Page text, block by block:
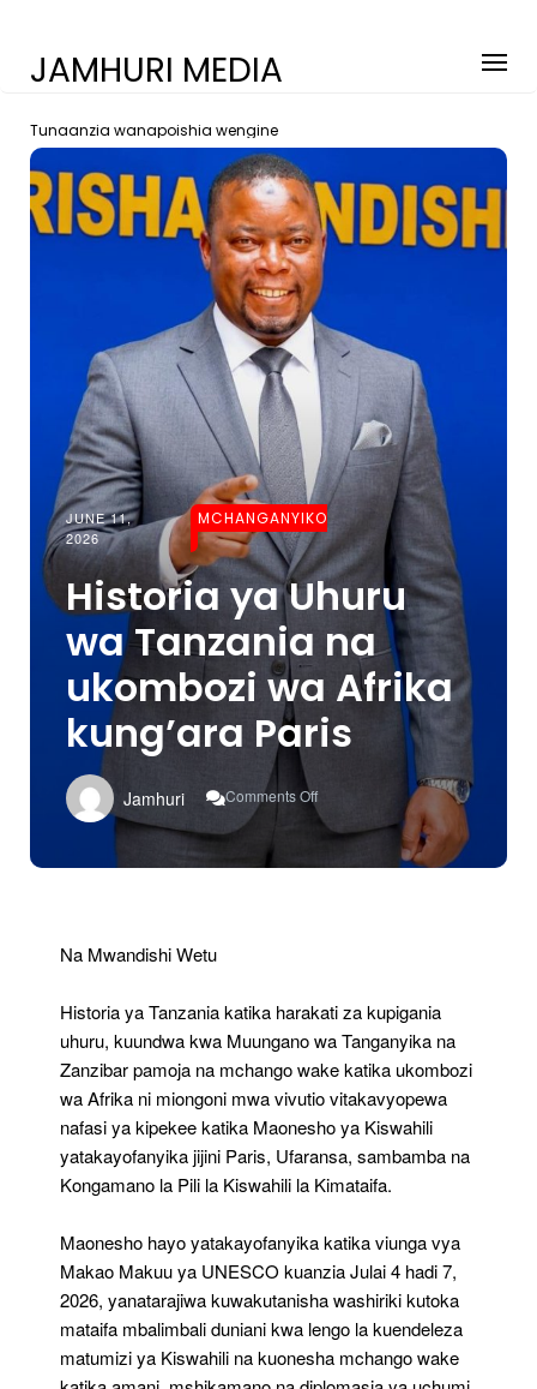
JAMHURI MEDIA
Tunaanzia wanapoishia wengine
JUNE 11,
2026
MCHANGANYIKO
Historia ya Uhuru
wa Tanzania na
ukombozi wa Afrika
kung’ara Paris
Jamhuri Comments Off
Historia
Ya
Kung’ara
Paris
Na Mwandishi Wetu
Historia ya Tanzania katika harakati za kupigania
uhuru, kuundwa kwa Muungano wa Tanganyika na
Zanzibar pamoja na mchango wake katika ukombozi
wa Afrika ni miongoni mwa vivutio vitakavyopewa
nafasi ya kipekee katika Maonesho ya Kiswahili
yatakayofanyika jijini Paris, Ufaransa, sambamba na
Kongamano la Pili la Kiswahili la Kimataifa.
Maonesho hayo yatakayofanyika katika viunga vya
Makao Makuu ya UNESCO kuanzia Julai 4 hadi 7,
2026, yanatarajiwa kuwakutanisha washiriki kutoka
mataifa mbalimbali duniani kwa lengo la kuendeleza
matumizi ya Kiswahili na kuonesha mchango wake